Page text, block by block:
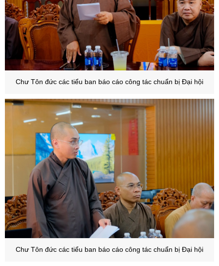
Chư Tôn đức các tiểu ban báo cáo công tác chuẩn bị Đại hội
Chư Tôn đức các tiểu ban báo cáo công tác chuẩn bị Đại hội